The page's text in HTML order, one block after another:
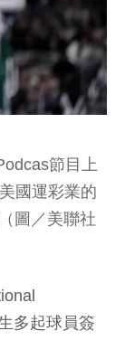
節目上
國運彩業的
圖／美聯社
多起球員簽